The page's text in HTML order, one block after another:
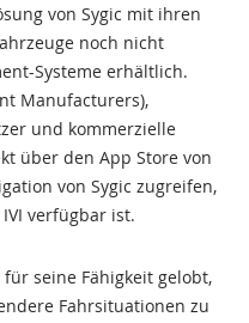
von Sygic mit ihren
noch nicht
Systeme erhältlich.
Manufacturers),
und kommerzielle
über den App Store von
von Sygic zugreifen,
verfügbar ist.
seine Fähigkeit gelobt,
Fahrsituationen zu